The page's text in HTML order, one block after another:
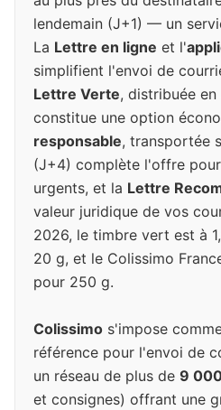
lendemain (J+1) — un
La Lettre en ligne et l'
simplifient l'envoi de
Lettre Verte, distribuée
constitue une option
responsable, transportée
(J+4) complète l'offre
urgents, et la Lettre
valeur juridique de vos
2026, le timbre vert est à
20 g, et le Colissimo
pour 250 g.
Colissimo s'impose
référence pour l'envoi de
un réseau de plus de 9
et consignes) offrant une